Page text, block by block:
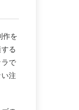
イとは？男
と起こるこ
作を
る
で
注